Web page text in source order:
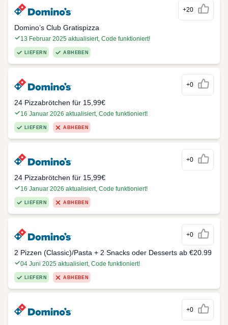
+20
Domino’s Club Gratispizza
13 Februar 2025 aktualisiert, Code funktioniert!
LIEFERN ABHEBEN
+0
24 Pizzabrötchen für 15,99€
16 Januar 2026 aktualisiert, Code funktioniert!
LIEFERN ABHEBEN
+0
24 Pizzabrötchen für 15,99€
16 Januar 2026 aktualisiert, Code funktioniert!
LIEFERN ABHEBEN
+0
2 Pizzen (Classic)/Pasta + 2 Snacks oder Desserts ab €20.99
04 Juni 2025 aktualisiert, Code funktioniert!
LIEFERN ABHEBEN
+0